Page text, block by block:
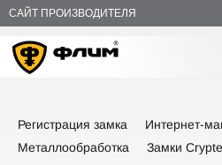
САЙТ ПРОИЗВОДИТЕЛЯ
Регистрация замка
Интернет-
Металлообработка
Замки